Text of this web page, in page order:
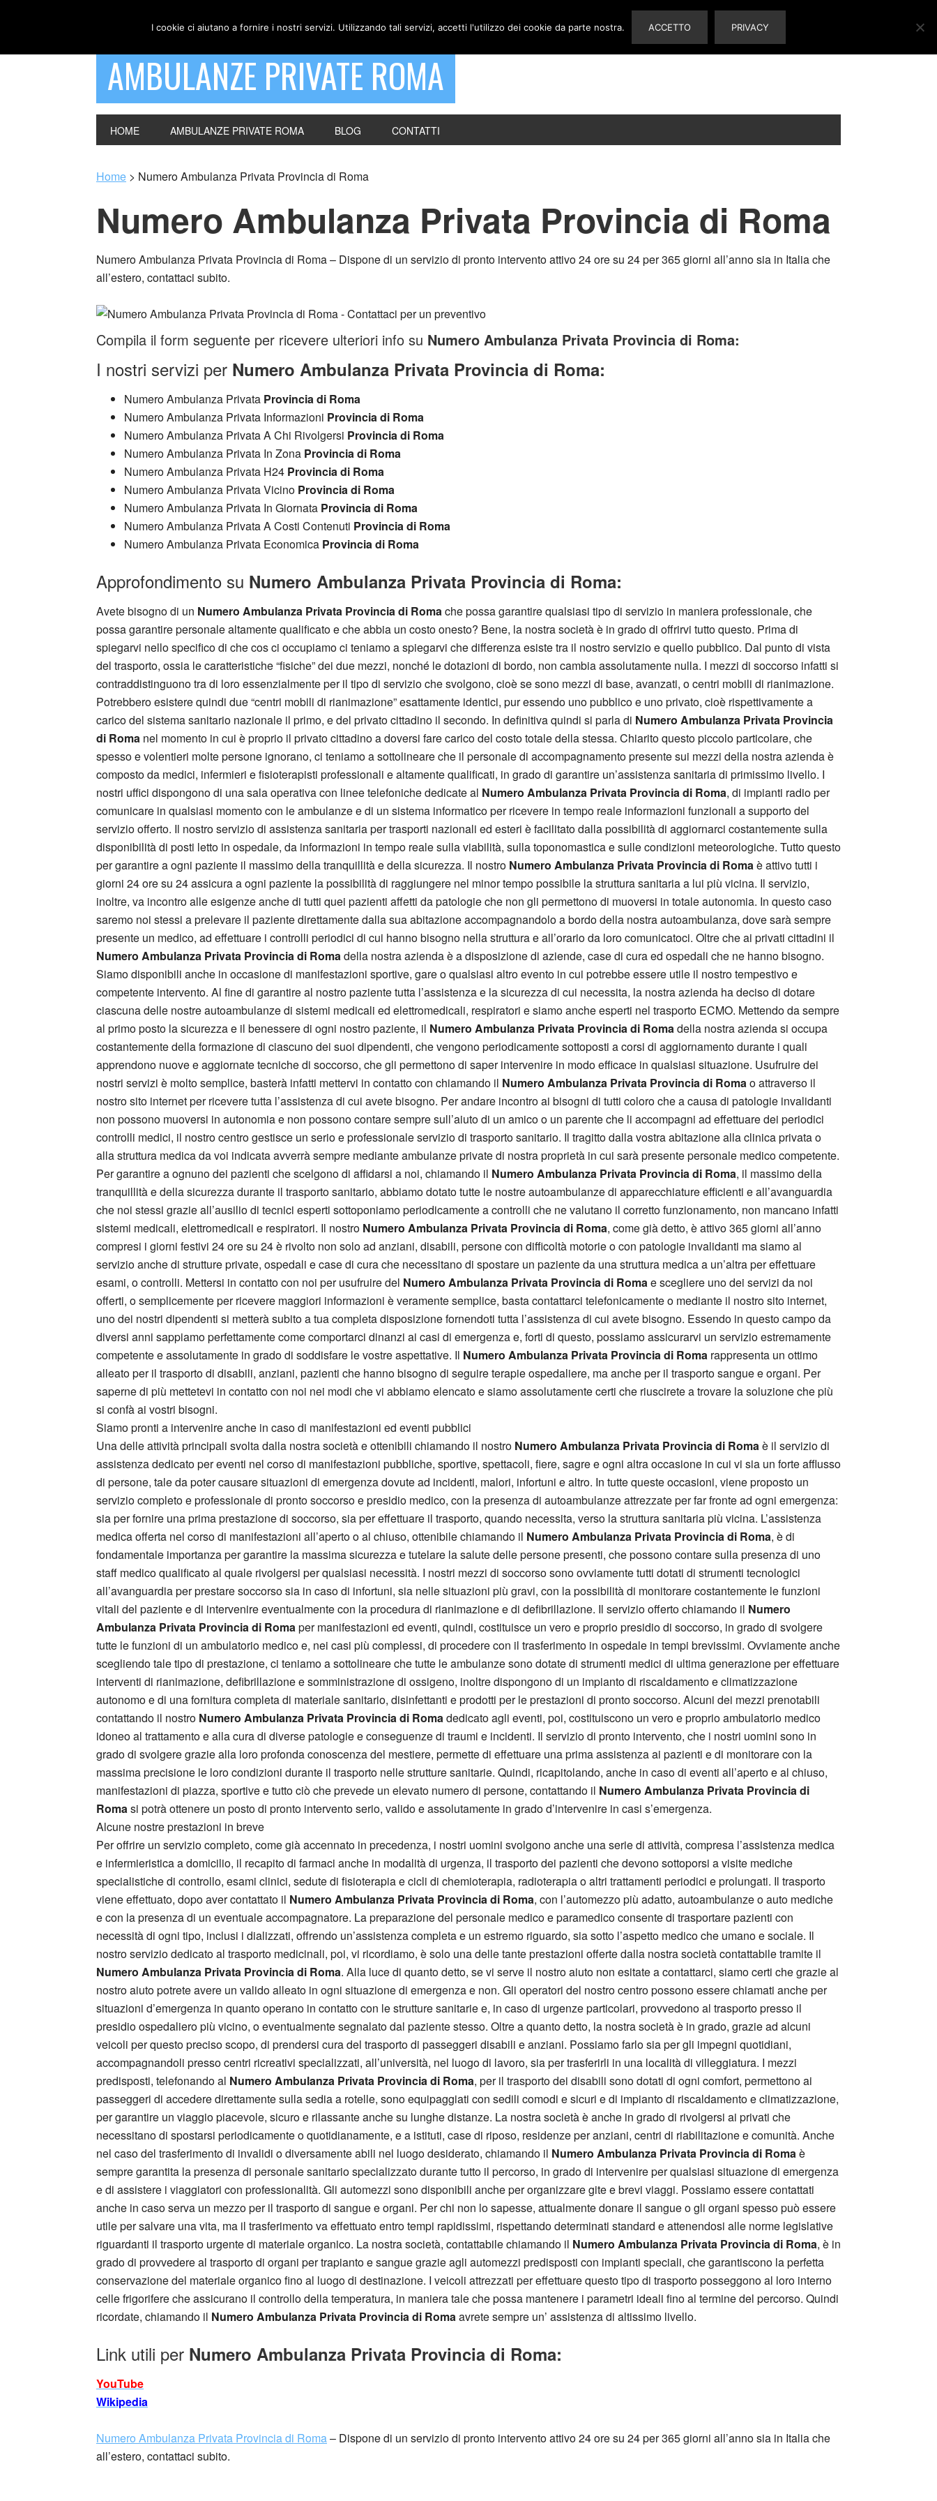
AMBULANZE PRIVATE ROMA
HOME AMBULANZE PRIVATE ROMA BLOG CONTATTI
Home > Numero Ambulanza Privata Provincia di Roma
Numero Ambulanza Privata Provincia di Roma
Numero Ambulanza Privata Provincia di Roma – Dispone di un servizio di pronto intervento attivo 24 ore su 24 per 365 giorni all’anno sia in Italia che
all’estero, contattaci subito.
Compila il form seguente per ricevere ulteriori info su Numero Ambulanza Privata Provincia di Roma:
I nostri servizi per Numero Ambulanza Privata Provincia di Roma:
Numero Ambulanza Privata Provincia di Roma
Numero Ambulanza Privata Informazioni Provincia di Roma
Numero Ambulanza Privata A Chi Rivolgersi Provincia di Roma
Numero Ambulanza Privata In Zona Provincia di Roma
Numero Ambulanza Privata H24 Provincia di Roma
Numero Ambulanza Privata Vicino Provincia di Roma
Numero Ambulanza Privata In Giornata Provincia di Roma
Numero Ambulanza Privata A Costi Contenuti Provincia di Roma
Numero Ambulanza Privata Economica Provincia di Roma
Approfondimento su Numero Ambulanza Privata Provincia di Roma:
Avete bisogno di un Numero Ambulanza Privata Provincia di Romache possa garantire qualsiasi tipo di servizio in maniera professionale, che
possa garantire personale altamente qualificato e che abbia un costo onesto? Bene, la nostra società è in grado di offrirvi tutto questo. Prima di
spiegarvi nello specifico di che cos ci occupiamo ci teniamo a spiegarvi che differenza esiste tra il nostro servizio e quello pubblico. Dal punto di vista
del trasporto, ossia le caratteristiche “fisiche” dei due mezzi, nonché le dotazioni di bordo, non cambia assolutamente nulla. I mezzi di soccorso infatti si
contraddistinguono tra di loro essenzialmente per il tipo di servizio che svolgono, cioè se sono mezzi di base, avanzati, o centri mobili di rianimazione.
Potrebbero esistere quindi due “centri mobili di rianimazione” esattamente identici, pur essendo uno pubblico e uno privato, cioè rispettivamente a
carico del sistema sanitario nazionale il primo, e del privato cittadino il secondo. In definitiva quindi si parla di Numero Ambulanza Privata Provincia
di Roma nel momento in cui è proprio il privato cittadino a doversi fare carico del costo totale della stessa. Chiarito questo piccolo particolare, che
spesso e volentieri molte persone ignorano, ci teniamo a sottolineare che il personale di accompagnamento presente sui mezzi della nostra azienda è
composto da medici, infermieri e fisioterapisti professionali e altamente qualificati, in grado di garantire un’assistenza sanitaria di primissimo livello. I
nostri uffici dispongono di una sala operativa con linee telefoniche dedicate al Numero Ambulanza Privata Provincia di Roma, di impianti radio per
comunicare in qualsiasi momento con le ambulanze e di un sistema informatico per ricevere in tempo reale informazioni funzionali a supporto del
servizio offerto. Il nostro servizio di assistenza sanitaria per trasporti nazionali ed esteri è facilitato dalla possibilità di aggiornarci costantemente sulla
disponibilità di posti letto in ospedale, da informazioni in tempo reale sulla viabilità, sulla toponomastica e sulle condizioni meteorologiche. Tutto questo
per garantire a ogni paziente il massimo della tranquillità e della sicurezza. Il nostro Numero Ambulanza Privata Provincia di Romaè attivo tutti i
giorni 24 ore su 24 assicura a ogni paziente la possibilità di raggiungere nel minor tempo possibile la struttura sanitaria a lui più vicina. Il servizio,
inoltre, va incontro alle esigenze anche di tutti quei pazienti affetti da patologie che non gli permettono di muoversi in totale autonomia. In questo caso
saremo noi stessi a prelevare il paziente direttamente dalla sua abitazione accompagnandolo a bordo della nostra autoambulanza, dove sarà sempre
presente un medico, ad effettuare i controlli periodici di cui hanno bisogno nella struttura e all’orario da loro comunicatoci. Oltre che ai privati cittadini il
Numero Ambulanza Privata Provincia di Romadella nostra azienda è a disposizione di aziende, case di cura ed ospedali che ne hanno bisogno.
Siamo disponibili anche in occasione di manifestazioni sportive, gare o qualsiasi altro evento in cui potrebbe essere utile il nostro tempestivo e
competente intervento. Al fine di garantire al nostro paziente tutta l’assistenza e la sicurezza di cui necessita, la nostra azienda ha deciso di dotare
ciascuna delle nostre autoambulanze di sistemi medicali ed elettromedicali, respiratori e siamo anche esperti nel trasporto ECMO. Mettendo da sempre
al primo posto la sicurezza e il benessere di ogni nostro paziente, il Numero Ambulanza Privata Provincia di Romadella nostra azienda si occupa
costantemente della formazione di ciascuno dei suoi dipendenti, che vengono periodicamente sottoposti a corsi di aggiornamento durante i quali
apprendono nuove e aggiornate tecniche di soccorso, che gli permettono di saper intervenire in modo efficace in qualsiasi situazione. Usufruire dei
nostri servizi è molto semplice, basterà infatti mettervi in contatto con chiamando il Numero Ambulanza Privata Provincia di Romao attraverso il
nostro sito internet per ricevere tutta l’assistenza di cui avete bisogno. Per andare incontro ai bisogni di tutti coloro che a causa di patologie invalidanti
non possono muoversi in autonomia e non possono contare sempre sull’aiuto di un amico o un parente che li accompagni ad effettuare dei periodici
controlli medici, il nostro centro gestisce un serio e professionale servizio di trasporto sanitario. Il tragitto dalla vostra abitazione alla clinica privata o
alla struttura medica da voi indicata avverrà sempre mediante ambulanze private di nostra proprietà in cui sarà presente personale medico competente.
Per garantire a ognuno dei pazienti che scelgono di affidarsi a noi, chiamando il Numero Ambulanza Privata Provincia di Roma, il massimo della
tranquillità e della sicurezza durante il trasporto sanitario, abbiamo dotato tutte le nostre autoambulanze di apparecchiature efficienti e all’avanguardia
che noi stessi grazie all’ausilio di tecnici esperti sottoponiamo periodicamente a controlli che ne valutano il corretto funzionamento, non mancano infatti
sistemi medicali, elettromedicali e respiratori. Il nostro Numero Ambulanza Privata Provincia di Roma, come già detto, è attivo 365 giorni all’anno
compresi i giorni festivi 24 ore su 24 è rivolto non solo ad anziani, disabili, persone con difficoltà motorie o con patologie invalidanti ma siamo al
servizio anche di strutture private, ospedali e case di cura che necessitano di spostare un paziente da una struttura medica a un’altra per effettuare
esami, o controlli. Mettersi in contatto con noi per usufruire del Numero Ambulanza Privata Provincia di Romae scegliere uno dei servizi da noi
offerti, o semplicemente per ricevere maggiori informazioni è veramente semplice, basta contattarci telefonicamente o mediante il nostro sito internet,
uno dei nostri dipendenti si metterà subito a tua completa disposizione fornendoti tutta l’assistenza di cui avete bisogno. Essendo in questo campo da
diversi anni sappiamo perfettamente come comportarci dinanzi ai casi di emergenza e, forti di questo, possiamo assicurarvi un servizio estremamente
competente e assolutamente in grado di soddisfare le vostre aspettative. Il Numero Ambulanza Privata Provincia di Roma rappresenta un ottimo
alleato per il trasporto di disabili, anziani, pazienti che hanno bisogno di seguire terapie ospedaliere, ma anche per il trasporto sangue e organi. Per
saperne di più mettetevi in contatto con noi nei modi che vi abbiamo elencato e siamo assolutamente certi che riuscirete a trovare la soluzione che più
si confà ai vostri bisogni.
Siamo pronti a intervenire anche in caso di manifestazioni ed eventi pubblici
Una delle attività principali svolta dalla nostra società e ottenibili chiamando il nostro Numero Ambulanza Privata Provincia di Romaè il servizio di
assistenza dedicato per eventi nel corso di manifestazioni pubbliche, sportive, spettacoli, fiere, sagre e ogni altra occasione in cui vi sia un forte afflusso
di persone, tale da poter causare situazioni di emergenza dovute ad incidenti, malori, infortuni e altro. In tutte queste occasioni, viene proposto un
servizio completo e professionale di pronto soccorso e presidio medico, con la presenza di autoambulanze attrezzate per far fronte ad ogni emergenza:
sia per fornire una prima prestazione di soccorso, sia per effettuare il trasporto, quando necessita, verso la struttura sanitaria più vicina. L’assistenza
medica offerta nel corso di manifestazioni all’aperto o al chiuso, ottenibile chiamando il Numero Ambulanza Privata Provincia di Roma, è di
fondamentale importanza per garantire la massima sicurezza e tutelare la salute delle persone presenti, che possono contare sulla presenza di uno
staff medico qualificato al quale rivolgersi per qualsiasi necessità. I nostri mezzi di soccorso sono ovviamente tutti dotati di strumenti tecnologici
all’avanguardia per prestare soccorso sia in caso di infortuni, sia nelle situazioni più gravi, con la possibilità di monitorare costantemente le funzioni
vitali del paziente e di intervenire eventualmente con la procedura di rianimazione e di defibrillazione. Il servizio offerto chiamando il Numero
Ambulanza Privata Provincia di Romaper manifestazioni ed eventi, quindi, costituisce un vero e proprio presidio di soccorso, in grado di svolgere
tutte le funzioni di un ambulatorio medico e, nei casi più complessi, di procedere con il trasferimento in ospedale in tempi brevissimi. Ovviamente anche
scegliendo tale tipo di prestazione, ci teniamo a sottolineare che tutte le ambulanze sono dotate di strumenti medici di ultima generazione per effettuare
interventi di rianimazione, defibrillazione e somministrazione di ossigeno, inoltre dispongono di un impianto di riscaldamento e climatizzazione
autonomo e di una fornitura completa di materiale sanitario, disinfettanti e prodotti per le prestazioni di pronto soccorso. Alcuni dei mezzi prenotabili
contattando il nostro Numero Ambulanza Privata Provincia di Romadedicato agli eventi, poi, costituiscono un vero e proprio ambulatorio medico
idoneo al trattamento e alla cura di diverse patologie e conseguenze di traumi e incidenti. Il servizio di pronto intervento, che i nostri uomini sono in
grado di svolgere grazie alla loro profonda conoscenza del mestiere, permette di effettuare una prima assistenza ai pazienti e di monitorare con la
massima precisione le loro condizioni durante il trasporto nelle strutture sanitarie. Quindi, ricapitolando, anche in caso di eventi all’aperto e al chiuso,
manifestazioni di piazza, sportive e tutto ciò che prevede un elevato numero di persone, contattando il Numero Ambulanza Privata Provincia di
Romasi potrà ottenere un posto di pronto intervento serio, valido e assolutamente in grado d’intervenire in casi s’emergenza.
Alcune nostre prestazioni in breve
Per offrire un servizio completo, come già accennato in precedenza, i nostri uomini svolgono anche una serie di attività, compresa l’assistenza medica
e infermieristica a domicilio, il recapito di farmaci anche in modalità di urgenza, il trasporto dei pazienti che devono sottoporsi a visite mediche
specialistiche di controllo, esami clinici, sedute di fisioterapia e cicli di chemioterapia, radioterapia o altri trattamenti periodici e prolungati. Il trasporto
viene effettuato, dopo aver contattato il Numero Ambulanza Privata Provincia di Roma, con l’automezzo più adatto, autoambulanze o auto mediche
e con la presenza di un eventuale accompagnatore. La preparazione del personale medico e paramedico consente di trasportare pazienti con
necessità di ogni tipo, inclusi i dializzati, offrendo un’assistenza completa e un estremo riguardo, sia sotto l’aspetto medico che umano e sociale. Il
nostro servizio dedicato al trasporto medicinali, poi, vi ricordiamo, è solo una delle tante prestazioni offerte dalla nostra società contattabile tramite il
Numero Ambulanza Privata Provincia di Roma. Alla luce di quanto detto, se vi serve il nostro aiuto non esitate a contattarci, siamo certi che grazie al
nostro aiuto potrete avere un valido alleato in ogni situazione di emergenza e non. Gli operatori del nostro centro possono essere chiamati anche per
situazioni d’emergenza in quanto operano in contatto con le strutture sanitarie e, in caso di urgenze particolari, provvedono al trasporto presso il
presidio ospedaliero più vicino, o eventualmente segnalato dal paziente stesso. Oltre a quanto detto, la nostra società è in grado, grazie ad alcuni
veicoli per questo preciso scopo, di prendersi cura del trasporto di passeggeri disabili e anziani. Possiamo farlo sia per gli impegni quotidiani,
accompagnandoli presso centri ricreativi specializzati, all’università, nel luogo di lavoro, sia per trasferirli in una località di villeggiatura. I mezzi
predisposti, telefonando al Numero Ambulanza Privata Provincia di Roma, per il trasporto dei disabili sono dotati di ogni comfort, permettono ai
passeggeri di accedere direttamente sulla sedia a rotelle, sono equipaggiati con sedili comodi e sicuri e di impianto di riscaldamento e climatizzazione,
per garantire un viaggio piacevole, sicuro e rilassante anche su lunghe distanze. La nostra società è anche in grado di rivolgersi ai privati che
necessitano di spostarsi periodicamente o quotidianamente, e a istituti, case di riposo, residenze per anziani, centri di riabilitazione e comunità. Anche
nel caso del trasferimento di invalidi o diversamente abili nel luogo desiderato, chiamando il Numero Ambulanza Privata Provincia di Romaè
sempre garantita la presenza di personale sanitario specializzato durante tutto il percorso, in grado di intervenire per qualsiasi situazione di emergenza
e di assistere i viaggiatori con professionalità. Gli automezzi sono disponibili anche per organizzare gite e brevi viaggi. Possiamo essere contattati
anche in caso serva un mezzo per il trasporto di sangue e organi. Per chi non lo sapesse, attualmente donare il sangue o gli organi spesso può essere
utile per salvare una vita, ma il trasferimento va effettuato entro tempi rapidissimi, rispettando determinati standard e attenendosi alle norme legislative
riguardanti il trasporto urgente di materiale organico. La nostra società, contattabile chiamando il Numero Ambulanza Privata Provincia di Roma, è in
grado di provvedere al trasporto di organi per trapianto e sangue grazie agli automezzi predisposti con impianti speciali, che garantiscono la perfetta
conservazione del materiale organico fino al luogo di destinazione. I veicoli attrezzati per effettuare questo tipo di trasporto posseggono al loro interno
celle frigorifere che assicurano il controllo della temperatura, in maniera tale che possa mantenere i parametri ideali fino al termine del percorso. Quindi
ricordate, chiamando il Numero Ambulanza Privata Provincia di Romaavrete sempre un’ assistenza di altissimo livello.
Link utili per Numero Ambulanza Privata Provincia di Roma:
YouTube
Wikipedia
Numero Ambulanza Privata Provincia di Roma– Dispone di un servizio di pronto intervento attivo 24 ore su 24 per 365 giorni all’anno sia in Italia che
all’estero, contattaci subito.
I cookie ci aiutano a fornire i nostri servizi. Utilizzando tali servizi, accetti l'utilizzo dei cookie da parte nostra. ACCETTO PRIVACY